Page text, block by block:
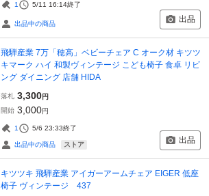
1 5/11 16:14終了
出品中の商品 出品
飛騨産業 7万「穂高」ベビーチェア C オーク材 キツツ
キマーク ハイ 和製ヴィンテージ こども椅子 食卓 リビ
ング ダイニング 店舗 HIDA
落札 3,300円
開始 3,000円
1 5/6 23:33終了
出品中の商品 ストア 出品
キツツキ 飛騨産業 アイガーアームチェア EIGER 低座
椅子 ヴィンテージ 437